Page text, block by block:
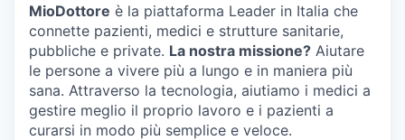
MioDottore è la piattaforma Leader in Italia che
connette pazienti, medici e strutture sanitarie,
pubbliche e private. La nostra missione? Aiutare
le persone a vivere più a lungo e in maniera più
sana. Attraverso la tecnologia, aiutiamo i medici a
gestire meglio il proprio lavoro e i pazienti a
curarsi in modo più semplice e veloce.